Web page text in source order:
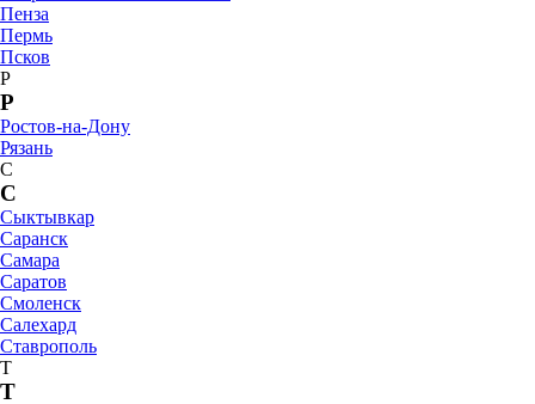
Пенза
Пермь
Псков
Р
Р
Ростов-на-Дону
Рязань
С
С
Сыктывкар
Саранск
Самара
Саратов
Смоленск
Салехард
Ставрополь
Т
Т